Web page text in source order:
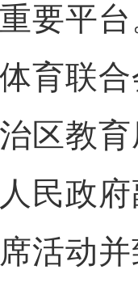
要平
联合
区教
民政
活动